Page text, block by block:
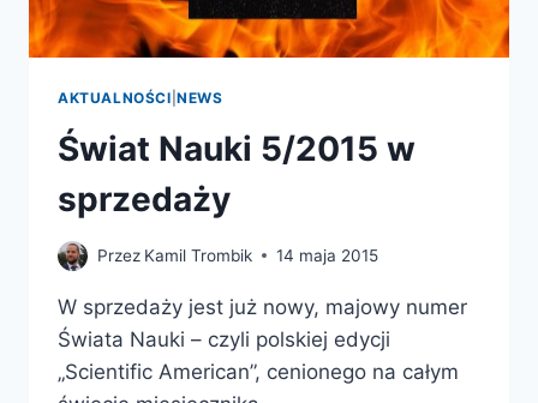
AKTUALNOŚCI |NEWS
Świat Nauki 5/2015 w
sprzedaży
Przez Kamil Trombik 14 maja 2015
W sprzedaży jest już nowy, majowy numer
Świata Nauki – czyli polskiej edycji
„Scientific American”, cenionego na całym